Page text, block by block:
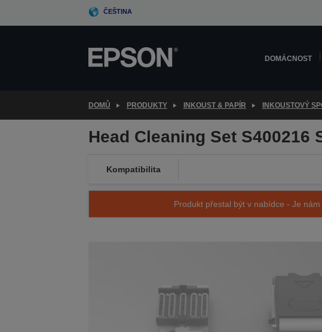
ČEŠTINA
DOMÁCNOST
DOMŮ PRODUKTY INKOUST & PAPÍR INKOUSTOVÝ
Head Cleaning Set S400216
Kompatibilita
Produkt přestal být v nabídce - Je